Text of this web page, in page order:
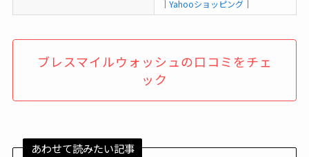
｜ Yahooショッピング｜
ブレスマイルウォッシュの口コミをチェ
ック
あわせて読みたい記事